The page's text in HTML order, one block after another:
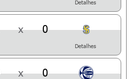
Detalhes
x 0
Detalhes
x 0